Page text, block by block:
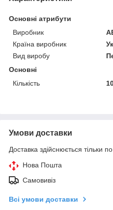
Основні атрибути
Виробник
Країна виробник
Вид виробу
Основні
Кількість
Умови доставки
Доставка здійснюється тільки
Нова Пошта
Самовивіз
Всі умови доставки